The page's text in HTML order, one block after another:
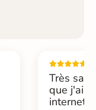
Très
que j'ai
internet....